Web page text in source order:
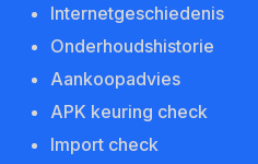
Internetgeschiedenis
Onderhoudshistorie
Aankoopadvies
APK keuring check
Import check